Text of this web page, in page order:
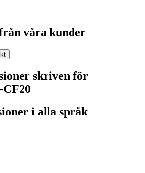
våra kunder
skriven för
i alla språk